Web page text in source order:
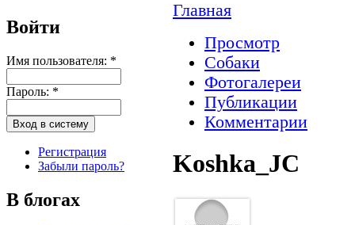
Войти
Имя пользователя: *
Пароль: *
Регистрация
Забыли пароль?
В блогах
Главная
Просмотр
Собаки
Фотогалереи
Публикации
Комментарии
Koshka_JC